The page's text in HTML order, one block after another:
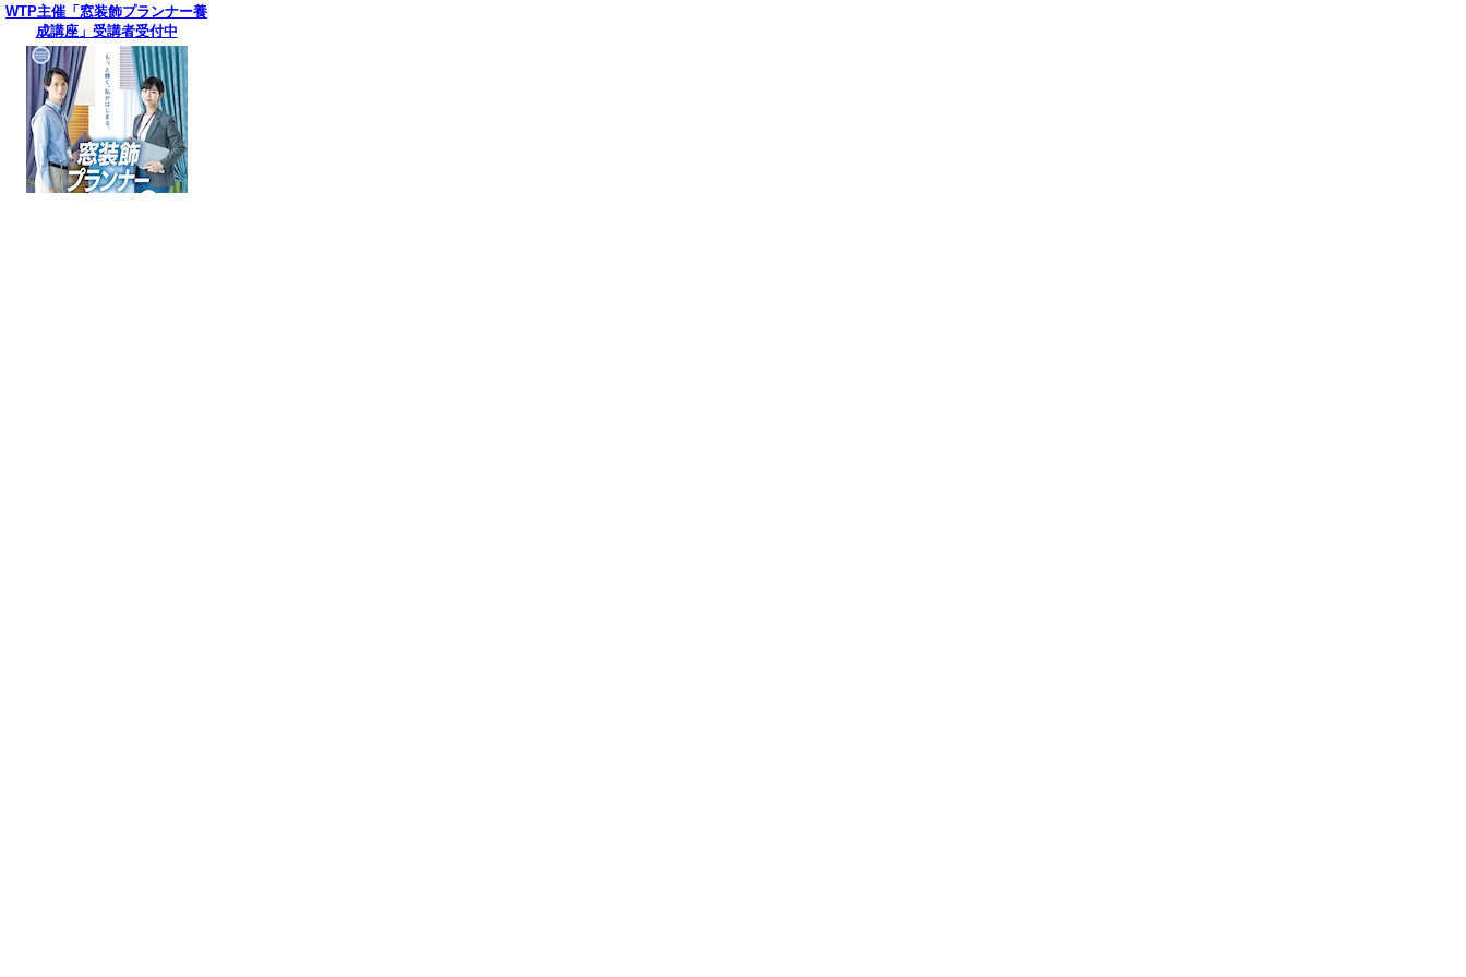
WTP主催「窓装飾プランナー養
成講座」受講者受付中